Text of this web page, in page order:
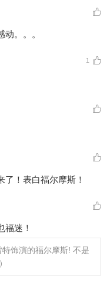
。。。
1
！表白福尔摩斯！
福迷！
饰演的福尔摩斯! 不是